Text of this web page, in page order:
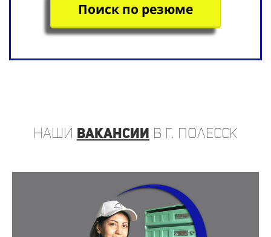
Поиск по резюме
наши вакансии в г. Полесск